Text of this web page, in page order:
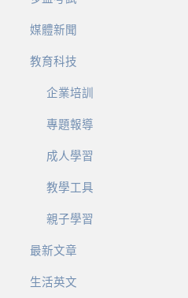
媒體新聞
教育科技
企業培訓
專題報導
成人學習
教學工具
親子學習
最新文章
生活英文